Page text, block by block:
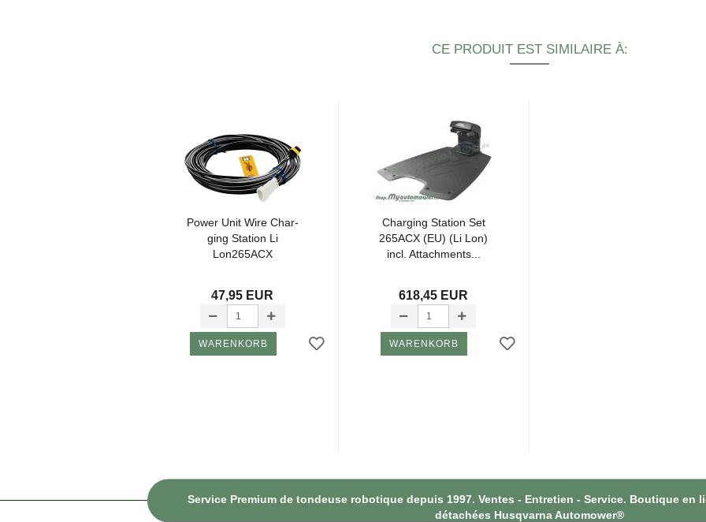
CE PRODUIT EST SIMILAIRE À:
Power Unit Wire Char­
ging Sta­tion Li
Lon265ACX
47,95 EUR
WARENKORB
Char­ging Sta­tion Set
265ACX (EU) (Li Lon)
incl. At­tach­ments...
618,45 EUR
WARENKORB
Service Premium de tondeuse robotique depuis 1997. Ventes - Entretien - Service. Boutique en
détachées Husqvarna Automower®